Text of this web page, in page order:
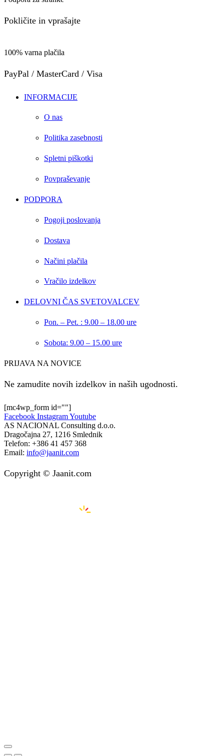
Pokličite in vprašajte
100% varna plačila
PayPal / MasterCard / Visa
INFORMACIJE
O nas
Politika zasebnosti
Spletni piškotki
Povpraševanje
PODPORA
Pogoji poslovanja
Dostava
Načini plačila
Vračilo izdelkov
DELOVNI ČAS SVETOVALCEV
Pon. – Pet. : 9.00 – 18.00 ure
Sobota: 9.00 – 15.00 ure
PRIJAVA NA NOVICE
Ne zamudite novih izdelkov in naših ugodnosti.
[mc4wp_form id=""]
Facebook InstagramYoutube
AS NACIONAL Consulting d.o.o.
Dragočajna 27, 1216 Smlednik
Telefon: +386 41 457 368
Email: info@jaanit.com
Copyright © Jaanit.com